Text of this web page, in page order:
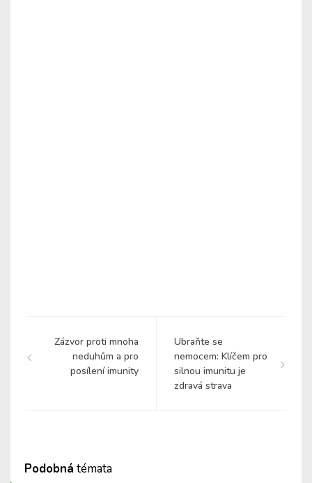
Zázvor proti mnoha
neduhům a pro
posílení imunity
Ubraňte se
nemocem: Klíčem pro
silnou imunitu je
zdravá strava
Podobná témata